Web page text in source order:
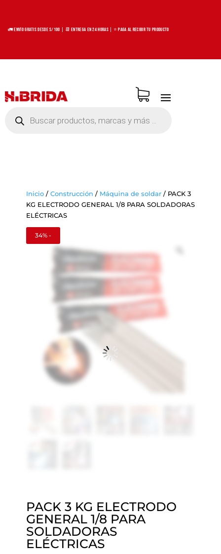
🚛 Envío Gratis desde S/100 | 📆 Entrega en 24 horas | ⭐ Paga al recibir tu producto
productos
Inicio/ Construcción / Máquina de soldar/ PACK 3
KG ELECTRODO GENERAL 1/8 PARA SOLDADORAS
ELÉCTRICAS
34% -
PACK 3 KG ELECTRODO
GENERAL 1/8 PARA
SOLDADORAS
ELÉCTRICAS